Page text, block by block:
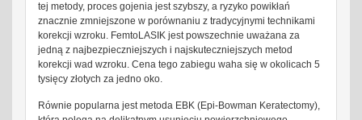
tej metody, proces gojenia jest szybszy, a ryzyko powikłań
znacznie zmniejszone w porównaniu z tradycyjnymi technikami
korekcji wzroku. FemtoLASIK jest powszechnie uważana za
jedną z najbezpieczniejszych i najskuteczniejszych metod
korekcji wad wzroku. Cena tego zabiegu waha się w okolicach 5
tysięcy złotych za jedno oko.
Równie popularna jest metoda EBK (Epi-Bowman Keratectomy),